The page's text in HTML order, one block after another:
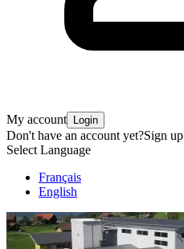
My account Login
Don't have an account yet?Sign up
Select Language
Français
English